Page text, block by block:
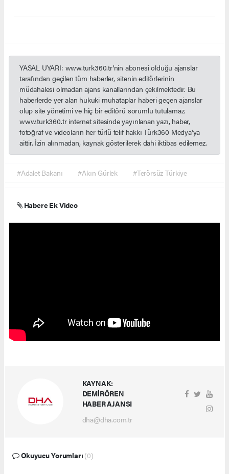
YASAL UYARI: www.turk360.tr'nin abonesi olduğu ajanslar
tarafından geçilen tüm haberler, sitenin editörlerinin
müdahalesi olmadan ajans kanallarından çekilmektedir. Bu
haberlerde yer alan hukuki muhataplar haberi geçen ajanslar
olup site yönetimi ve hiç bir editörü sorumlu tutulamaz.
www.turk360.tr internet sitesinde yayınlanan yazı, haber,
fotoğraf ve videoların her türlü telif hakkı Türk360 Medya'ya
aittir. İzin alınmadan, kaynak gösterilerek dahi iktibas edilemez.
#Adalet Bakanı #Akın Gürlek #Terörsüz Türkiye
Habere Ek Video
KAYNAK:
DEMİRÖREN
HABER AJANSI
dha@dha.com.tr
Okuyucu Yorumları (0)